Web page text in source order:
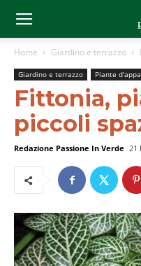
Home Giardino e terrazzo
Giardino e terrazzo Piante
Fittonia,
piccoli
Redazione Passione In Verde 21